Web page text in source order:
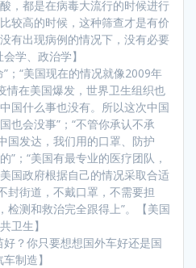
，都是在病毒大流行的时候进行
较高的时候，这种筛查才是有价
有出现病例的情况下，没有必要
学、政治学】
；“美国现在的情况就像2009年
情在美国爆发，世界卫生组织也
国什么事也没有。所以这次中国
也会没事”；“不管你承认不承
国发达，我们用的口罩、防护
”；“美国有最专业的医疗团队，
国政府根据自己的情况采取合适
封街道，不戴口罩，不需要担
检测和救治完全跟得上”。【美国
卫生】
？你只要想想国外车好还是国
制造】